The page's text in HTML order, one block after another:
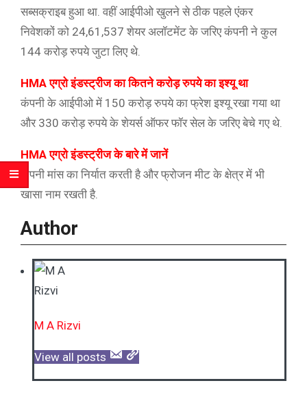
सब्सक्राइब हुआ था. वहीं आईपीओ खुलने से ठीक पहले एंकर
निवेशकों को 24,61,537 शेयर अलॉटमेंट के जरिए कंपनी ने कुल
144 करोड़ रुपये जुटा लिए थे.
HMA एग्रो इंडस्ट्रीज का कितने करोड़ रुपये का इश्यू था
कंपनी के आईपीओ में 150 करोड़ रुपये का फ्रेश इश्यू रखा गया था
और 330 करोड़ रुपये के शेयर्स ऑफर फॉर सेल के जरिए बेचे गए थे.
HMA एग्रो इंडस्ट्रीज के बारे में जानें
कंपनी मांस का निर्यात करती है और फ्रोजन मीट के क्षेत्र में भी
खासा नाम रखती है.
Author
M A Rizvi
View all posts